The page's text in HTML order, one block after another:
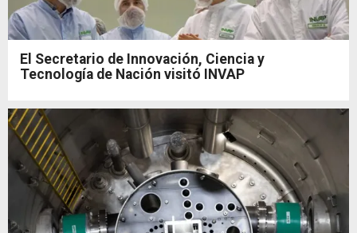
El Secretario de Innovación, Ciencia y
Tecnología de Nación visitó INVAP